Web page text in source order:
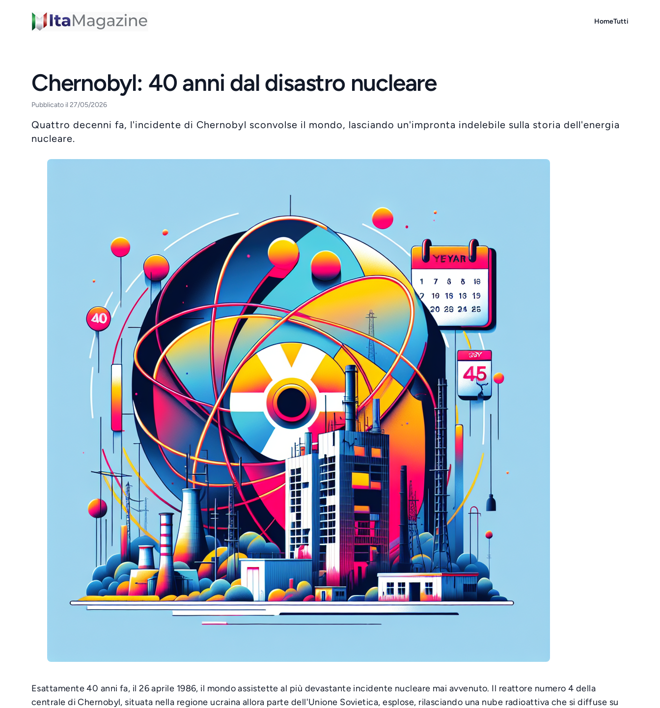
ItaMagazine HomeTutti
Chernobyl: 40 anni dal disastro nucleare
Pubblicato il 27/05/2026
Quattro decenni fa, l'incidente di Chernobyl sconvolse il mondo, lasciando un'impronta indelebile sulla storia dell'energia
nucleare.
Esattamente 40 anni fa, il 26 aprile 1986, il mondo assistette al più devastante incidente nucleare mai avvenuto. Il reattore numero 4 della
centrale di Chernobyl, situata nella regione ucraina allora parte dell'Unione Sovietica, esplose, rilasciando una nube radioattiva che si diffuse su